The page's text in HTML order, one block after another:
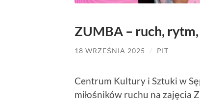
ZUMBA – ruch,
18 WRZEŚNIA 2025 / PIT
Centrum Kultury i Sztuki w
miłośników ruchu na zajęcia